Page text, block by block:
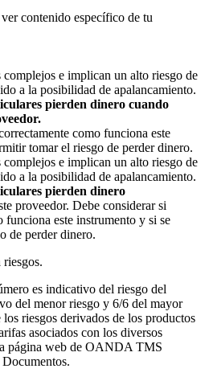
contenido específico de tu
e implican un alto riesgo de
a la posibilidad de apalancamiento.
pierden dinero cuando
como funciona este
tomar el riesgo de perder dinero.
e implican un alto riesgo de
a la posibilidad de apalancamiento.
pierden dinero
proveedor. Debe considerar si
funciona este instrumento y si se
de perder dinero.
es indicativo del riesgo del
del menor riesgo y 6/6 del mayor
riesgos derivados de los productos
asociados con los diversos
página web de OANDA TMS